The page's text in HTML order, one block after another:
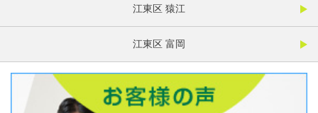
江東区 猿江
江東区 富岡